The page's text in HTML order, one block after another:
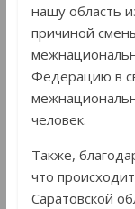
нашу область
причиной
Федерацию в
человек.
Также,
что
Саратовской